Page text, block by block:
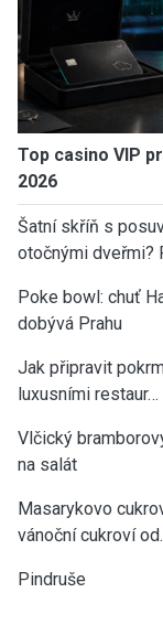
Top casino VIP
2026
Šatní skříň s
otočnými dveřmi?
Poke bowl: chuť
dobývá Prahu
Jak připravit
luxusními restaur…
Vlčický
na salát
Masarykovo
vánoční cukroví
Pindruše